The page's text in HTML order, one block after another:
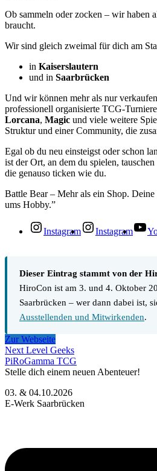
Ob sammeln oder zocken – wir haben
braucht.
Wir sind gleich zweimal für dich am
in Kaiserslautern
und in Saarbrücken
Und wir können mehr als nur
professionell organisierte TCG-
Lorcana, Magic und viele weitere
Struktur und einer Community, die
Egal ob du neu einsteigst oder schon
ist der Ort, an dem du spielen,
die genauso ticken wie du.
Battle Bear – Mehr als ein Shop. Deine
ums Hobby.”
Instagram Instagram
Dieser Eintrag stammt von der
HiroCon ist am 3. und 4. Oktober
Saarbrücken – wer dann dabei ist,
Ausstellenden und Mitwirkenden.
Zur Webseite
Next Level Geeks
PiRoGamma TCG
Stelle dich einem neuen Abenteuer!
03. & 04.10.2026
E-Werk Saarbrücken